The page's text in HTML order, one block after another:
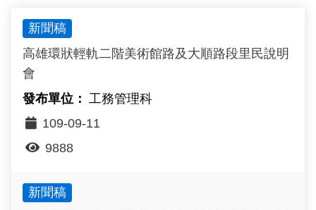
岡山路竹延伸線(第二B階段)
捷運黃線
小港林園線
岡山路竹延伸線(第一階段)
環狀輕軌
政風園地
Open Data
打詐儀錶板
常見問答
相關連結
雙語詞彙
輕軌知識站
輕軌簡介
輕軌與傳統火車
輕軌與公車捷運
本局沿革
組織職掌
服務電話
新聞稿
高雄環狀輕軌二階美術館路及大順路段里民說明
會
工務管理科
109-09-11
9888
新聞稿